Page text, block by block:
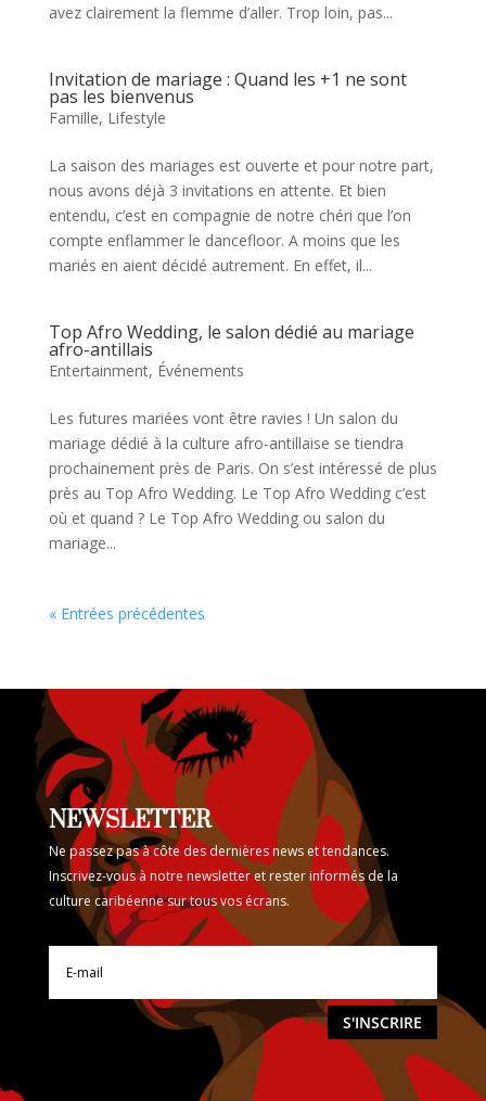
avez clairement la flemme d’aller. Trop loin, pas...
Invitation de mariage : Quand les +1 ne sont
pas les bienvenus
Famille, Lifestyle
La saison des mariages est ouverte et pour notre part,
nous avons déjà 3 invitations en attente. Et bien
entendu, c’est en compagnie de notre chéri que l’on
compte enflammer le dancefloor. A moins que les
mariés en aient décidé autrement. En effet, il...
Top Afro Wedding, le salon dédié au mariage
afro-antillais
Entertainment, Événements
Les futures mariées vont être ravies ! Un salon du
mariage dédié à la culture afro-antillaise se tiendra
prochainement près de Paris. On s’est intéressé de plus
près au Top Afro Wedding. Le Top Afro Wedding c’est
où et quand ? Le Top Afro Wedding ou salon du
mariage...
« Entrées précédentes
NEWSLETTER
Ne passez pas à côte des dernières news et tendances.
Inscrivez-vous à notre newsletter et rester informés de la
culture caribéenne sur tous vos écrans.
S'INSCRIRE